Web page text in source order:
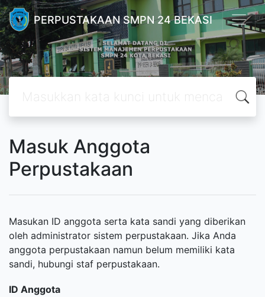
PERPUSTAKAAN SMPN 24 BEKASI
Masuk Anggota
Perpustakaan
Masukan ID anggota serta kata sandi yang diberikan
oleh administrator sistem perpustakaan. Jika Anda
anggota perpustakaan namun belum memiliki kata
sandi, hubungi staf perpustakaan.
ID Anggota